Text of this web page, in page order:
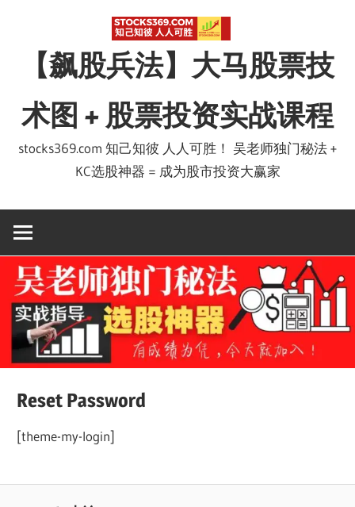
【飙股兵法】大马股票技
术图 + 股票投资实战课程
stocks369.com 知己知彼 人人可胜！ 吴老师独门秘法 +
KC选股神器 = 成为股市投资大赢家
Reset Password
[theme-my-login]